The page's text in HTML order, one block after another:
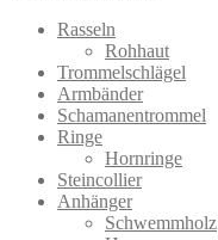
Rasseln
Rohhaut
Trommelschlägel
Armbänder
Schamanentrommel
Ringe
Hornringe
Steincollier
Anhänger
Schwemmholz